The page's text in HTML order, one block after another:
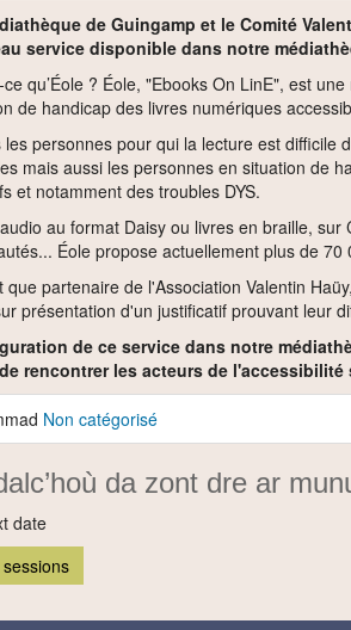
de Guingamp et le Comité
service disponible dans notre
qu’Éole ? Éole, "Ebooks On LinE", est
de handicap des livres numériques
les personnes pour qui la lecture est difficile
mais aussi les personnes en situation de
et notamment des troubles DYS.
au format Daisy ou livres en braille,
Éole propose actuellement plus de
que partenaire de l'Association Valentin
présentation d'un justificatif prouvant leur
de ce service dans notre
rencontrer les acteurs de
Non catégorisé
da zont dre ar
date